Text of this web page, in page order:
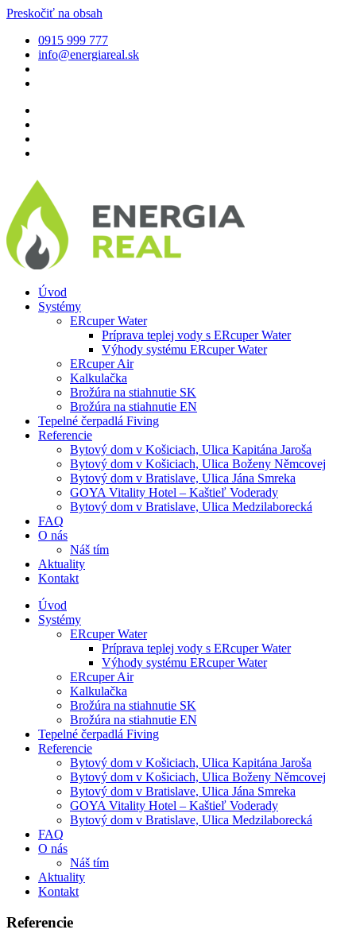
Preskočiť na obsah
0915 999 777
info@energiareal.sk
Úvod
Systémy
ERcuper Water
Príprava teplej vody s ERcuper Water
Výhody systému ERcuper Water
ERcuper Air
Kalkulačka
Brožúra na stiahnutie SK
Brožúra na stiahnutie EN
Tepelné čerpadlá Fiving
Referencie
Bytový dom v Košiciach, Ulica Kapitána Jaroša
Bytový dom v Košiciach, Ulica Boženy Němcovej
Bytový dom v Bratislave, Ulica Jána Smreka
GOYA Vitality Hotel – Kaštieľ Voderady
Bytový dom v Bratislave, Ulica Medzilaborecká
FAQ
O nás
Náš tím
Aktuality
Kontakt
Úvod
Systémy
ERcuper Water
Príprava teplej vody s ERcuper Water
Výhody systému ERcuper Water
ERcuper Air
Kalkulačka
Brožúra na stiahnutie SK
Brožúra na stiahnutie EN
Tepelné čerpadlá Fiving
Referencie
Bytový dom v Košiciach, Ulica Kapitána Jaroša
Bytový dom v Košiciach, Ulica Boženy Němcovej
Bytový dom v Bratislave, Ulica Jána Smreka
GOYA Vitality Hotel – Kaštieľ Voderady
Bytový dom v Bratislave, Ulica Medzilaborecká
FAQ
O nás
Náš tím
Aktuality
Kontakt
Referencie